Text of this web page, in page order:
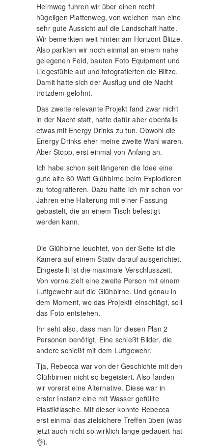
Heimweg fuhren wir über einen recht
hügeligen Plattenweg, von welchen man eine
sehr gute Aussicht auf die Landschaft hatte.
Wir bemerkten weit hinten am Horizont Blitze.
Also parkten wir noch einmal an einem nahe
gelegenen Feld, bauten Foto Equipment und
Liegestühle auf und fotografierten die Blitze.
Damit hatte sich der Ausflug und die Nacht
trotzdem gelohnt.
Das zweite relevante Projekt fand zwar nicht
in der Nacht statt, hatte dafür aber ebenfalls
etwas mit Energy Drinks zu tun. Obwohl die
Energy Drinks eher meine zweite Wahl waren.
Aber Stopp, erst einmal von Anfang an.
Ich habe schon seit längeren die Idee eine
gute alte 60 Watt Glühbirne beim Explodieren
zu fotografieren. Dazu hatte ich mir schon vor
Jahren eine Halterung mit einer Fassung
gebastelt, die an einem Tisch befestigt
werden kann.
Die Glühbirne leuchtet, von der Seite ist die
Kamera auf einem Stativ darauf ausgerichtet.
Eingestellt ist die maximale Verschlusszeit.
Von vorne zielt eine zweite Person mit einem
Luftgewehr auf die Glühbirne. Und genau in
dem Moment, wo das Projektil einschlägt, soll
das Foto entstehen.
Ihr seht also, dass man für diesen Plan 2
Personen benötigt. Eine schießt Bilder, die
andere schießt mit dem Luftgewehr.
Tja, Rebecca war von der Geschichte mit den
Glühbirnen nicht so begeistert. Also fanden
wir vorerst eine Alternative. Diese war in
erster Instanz eine mit Wasser gefüllte
Plastikflasche. Mit dieser konnte Rebecca
erst einmal das zielsichere Treffen üben (was
jetzt auch nicht so wirklich lange gedauert hat
👌).